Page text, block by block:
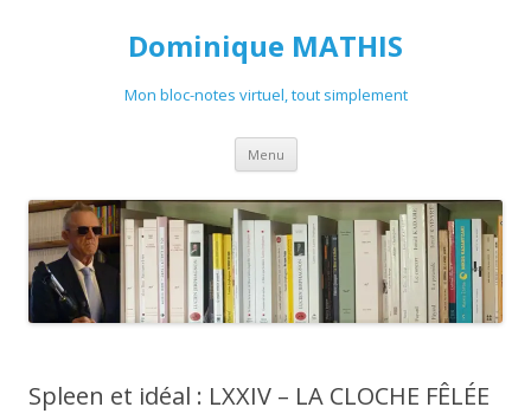
Dominique MATHIS
Mon bloc-notes virtuel, tout simplement
Menu Aller
contenu
Spleen et idéal : LXXIV – LA CLOCHE FÊLÉE